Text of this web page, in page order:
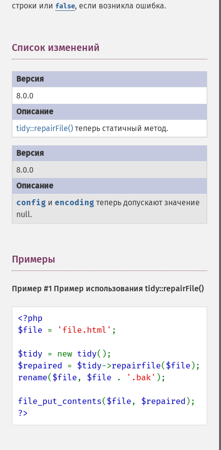
строки или false, если возникла ошибка.
Список изменений
8.0.0
tidy::repairFile() теперь статичный метод.
8.0.0
config и encoding теперь допускают значение
null.
Примеры
Пример #1 Пример использования tidy::repairFile()
<?php
$file = 'file.html' ;
$tidy = new tidy
$repaired = $tidy->repairfile($file
rename($file, $file . '.bak' );
file_put_contents($file, $repaired
?>